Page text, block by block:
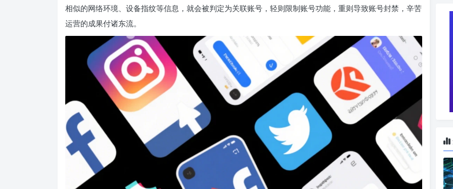
相似的网络环境、设备指纹等信息，就会被判定为关联账号，轻则限制账号功能，重则导致账号封禁，辛苦
运营的成果付诸东流。